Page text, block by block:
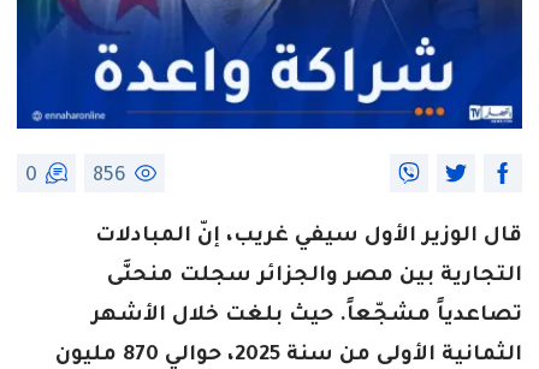
856
0
قال الوزير الأول سيفي غريب، إنّ المبادلات
التجارية بين مصر والجزائر سجلت منحنَّى
تصاعدياً مشجّعاً. حيث بلغت خلال الأشهر
الثمانية الأولى من سنة 2025، حوالي 870 مليون